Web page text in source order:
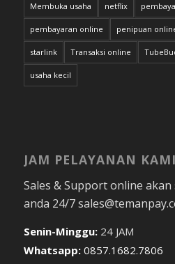
Membuka usaha netflix
pembayaran online penipuan
starlink Transaksi online
usaha kecil
JAM PELAYANAN KAMI
Sales & Support online
anda 24/7
Senin-Minggu: 24 JAM
Whatsapp: 0857.1682.7806